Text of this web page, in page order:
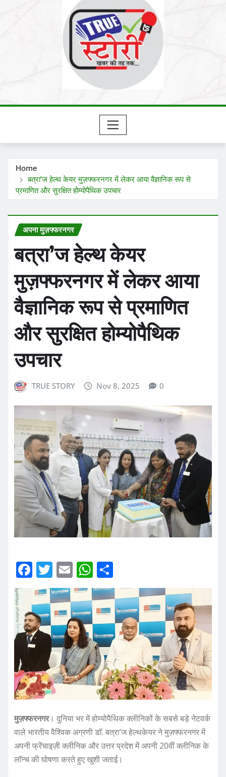
Home
बत्रा’ज हेल्थ केयर मुज़फ्फरनगर में लेकर आया वैज्ञानिक रूप से
प्रमाणित और सुरक्षित होम्योपैथिक उपचार
अपना मुज़फ्फरनगर
बत्रा’ज हेल्थ केयर
मुज़फ्फरनगर में लेकर आया
वैज्ञानिक रूप से प्रमाणित
और सुरक्षित होम्योपैथिक
उपचार
TRUE STORY Nov 8, 2025 0
F
a
c
e
b
o
o
k
T
w
it
te
r
E
m
ai
l
W
h
at
s
A
p
p
h
ar
e
मुज़फ्फरनगर। दुनिया भर में होम्योपैथिक क्लीनिकों के सबसे बड़े नेटवर्क
वाले भारतीय वैश्विक अग्रणी डॉ. बत्रा’ज हेल्थकेयर ने मुज़फ्फरनगर में
अपनी फ्रेंचाइज़ी क्लीनिक और उत्तर प्रदेश में अपनी 20वीं क्लीनिक के
लॉन्च की घोषणा करते हुए खुशी जताई।